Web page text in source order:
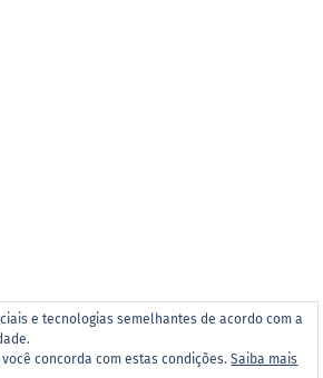
e tecnologias semelhantes de acordo com a
concorda com estas condições.Saiba mais